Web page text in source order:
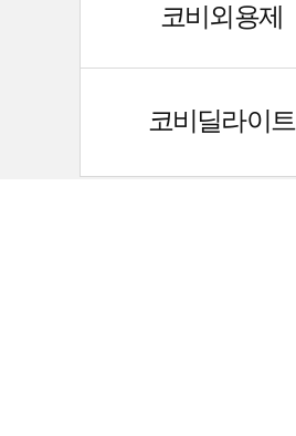
코비외용제
코비딜라이트